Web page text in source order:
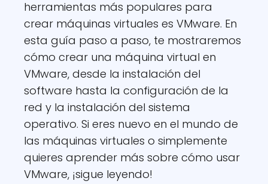
herramientas más populares para
crear máquinas virtuales es VMware. En
esta guía paso a paso, te mostraremos
cómo crear una máquina virtual en
VMware, desde la instalación del
software hasta la configuración de la
red y la instalación del sistema
operativo. Si eres nuevo en el mundo de
las máquinas virtuales o simplemente
quieres aprender más sobre cómo usar
VMware, ¡sigue leyendo!